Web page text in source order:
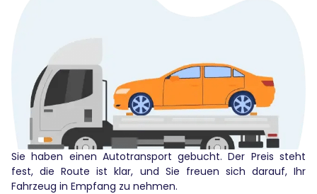
Sie haben einen Autotransport gebucht. Der Preis steht
fest, die Route ist klar, und Sie freuen sich darauf, Ihr
Fahrzeug in Empfang zu nehmen.